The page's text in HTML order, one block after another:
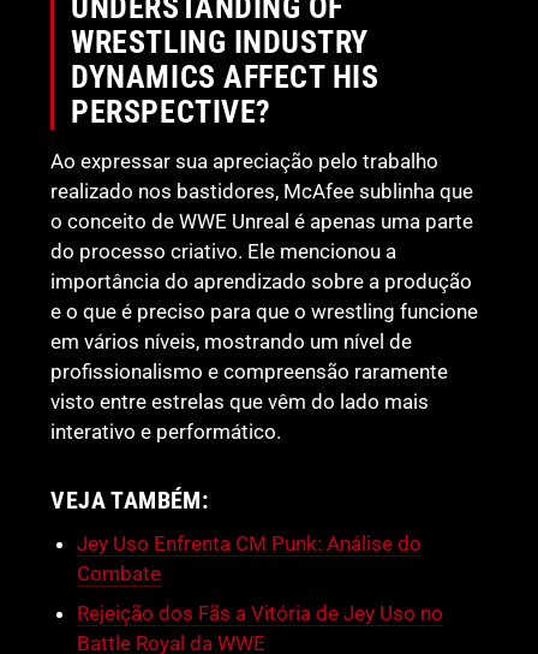
WRESTLING INDUSTRY
DYNAMICS AFFECT HIS
PERSPECTIVE?
Ao expressar sua apreciação pelo trabalho
realizado nos bastidores, McAfee sublinha que
o conceito de WWE Unreal é apenas uma parte
do processo criativo. Ele mencionou a
importância do aprendizado sobre a produção
e o que é preciso para que o wrestling funcione
em vários níveis, mostrando um nível de
profissionalismo e compreensão raramente
visto entre estrelas que vêm do lado mais
interativo e performático.
VEJA TAMBÉM:
Jey Uso Enfrenta CM Punk: Análise do
Combate
Rejeição dos Fãs a Vitória de Jey Uso no
Battle Royal da WWE